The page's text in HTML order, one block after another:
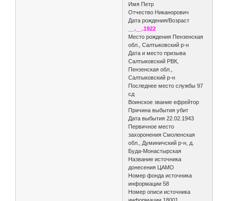
Имя Петр
Отчество Никанорович
Дата рождения/Возраст
__.__.1922
Место рождения Пензенская
обл., Салтыковский р-н
Дата и место призыва
Салтыковский РВК,
Пензенская обл.,
Салтыковский р-н
Последнее место службы 97
сд
Воинское звание ефрейтор
Причина выбытия убит
Дата выбытия 22.02.1943
Первичное место
захоронения Смоленская
обл., Думиничский р-н, д.
Буда-Монастырская
Название источника
донесения ЦАМО
Номер фонда источника
информации 58
Номер описи источника